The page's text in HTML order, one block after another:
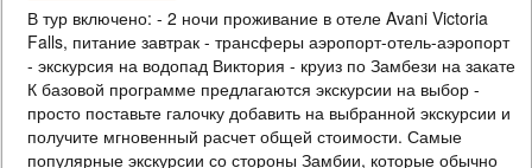
PERSON SHARING 518 USD
ZAMBIA
3 DAYS
Scheduled Tour
В тур включено: - 2 ночи проживание в отеле Avani Victoria Falls,
питание завтрак - трансферы аэропорт-отель-аэропорт - экскурсия
на водопад Виктория - круиз по Замбези на закате К базовой
В тур включено: - 2 ночи проживание в отеле Avani Victoria
Falls, питание завтрак - трансферы аэропорт-отель-аэропорт
- экскурсия на водопад Виктория - круиз по Замбези на закате
К базовой программе предлагаются экскурсии на выбор -
просто поставьте галочку добавить на выбранной экскурсии и
получите мгновенный расчет общей стоимости. Самые
популярные экскурсии со стороны Замбии, которые обычно